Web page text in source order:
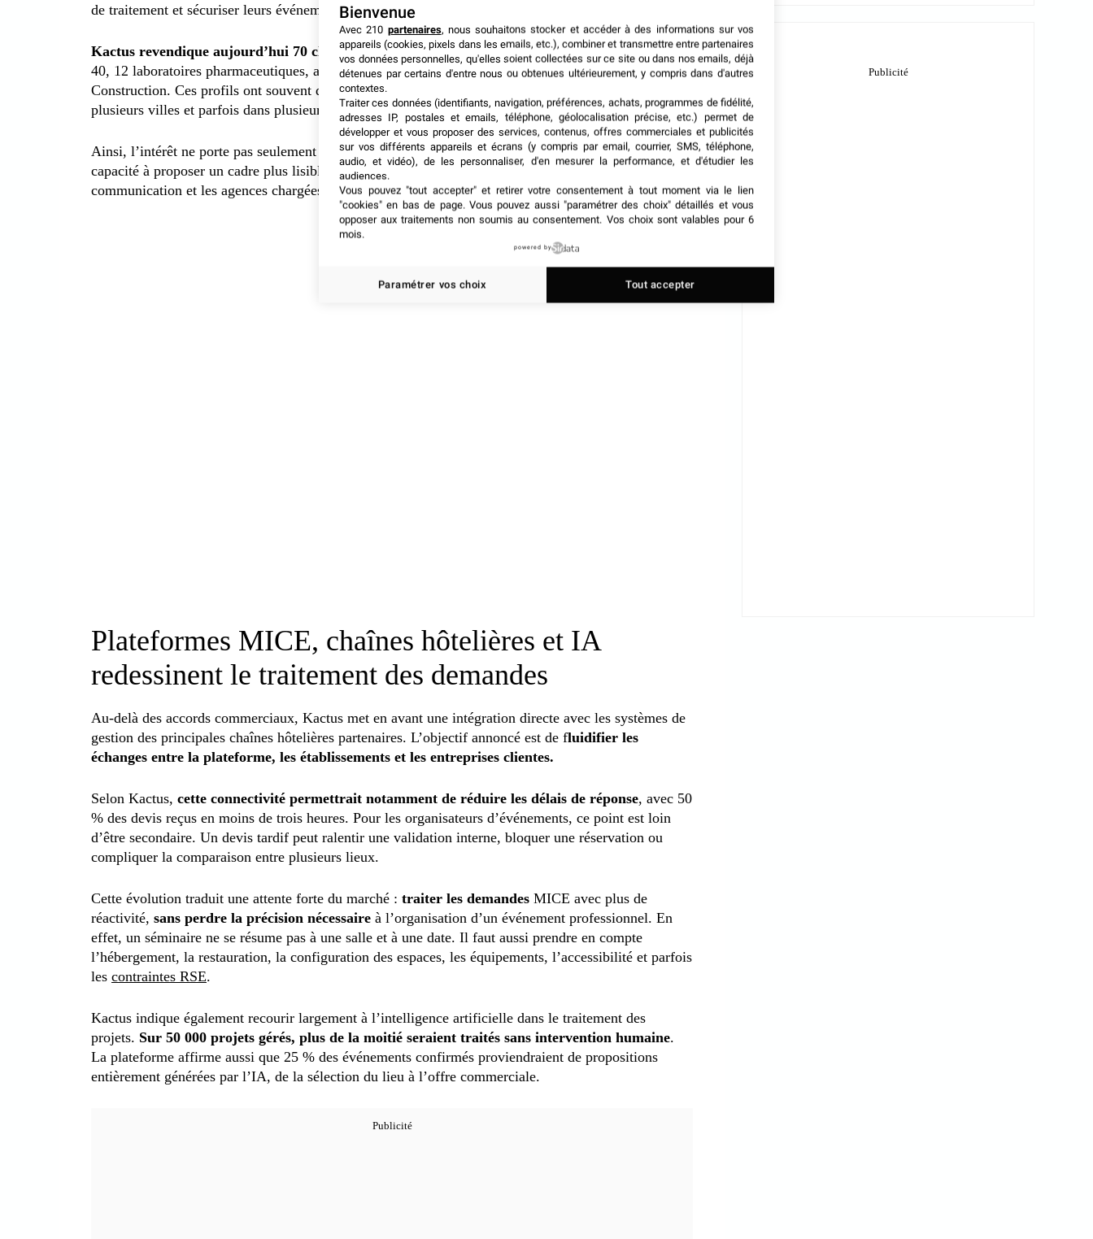
de traitement et sécuriser leurs événements professionnels.
Kactus revendique aujourd’hui 70 clients grands comptes, dont 10 entreprises françaises du CAC
40, 12 laboratoires pharmaceutiques, ainsi que des groupes comme Generali, Deloitte ou Bouygues
Construction. Ces profils ont souvent des besoins récurrents, avec des événements organisés dans
plusieurs villes et parfois dans plusieurs pays.
Ainsi, l’intérêt ne porte pas seulement sur le nombre d’hôtels accessibles. Il concerne aussi la
capacité à proposer un cadre plus lisible pour les directions achats, les équipes RH, les services
communication et les agences chargées de piloter ces opérations.
Plateformes MICE, chaînes hôtelières et IA
redessinent le traitement des demandes
Au-delà des accords commerciaux, Kactus met en avant une intégration directe avec les systèmes de
gestion des principales chaînes hôtelières partenaires. L’objectif annoncé est de fluidifier les
échanges entre la plateforme, les établissements et les entreprises clientes.
Selon Kactus, cette connectivité permettrait notamment de réduire les délais de réponse, avec 50
% des devis reçus en moins de trois heures. Pour les organisateurs d’événements, ce point est loin
d’être secondaire. Un devis tardif peut ralentir une validation interne, bloquer une réservation ou
compliquer la comparaison entre plusieurs lieux.
Cette évolution traduit une attente forte du marché : traiter les demandes MICE avec plus de
réactivité, sans perdre la précision nécessaire à l’organisation d’un événement professionnel. En
effet, un séminaire ne se résume pas à une salle et à une date. Il faut aussi prendre en compte
l’hébergement, la restauration, la configuration des espaces, les équipements, l’accessibilité et parfois
les contraintes RSE.
Kactus indique également recourir largement à l’intelligence artificielle dans le traitement des
projets. Sur 50 000 projets gérés, plus de la moitié seraient traités sans intervention humaine.
La plateforme affirme aussi que 25 % des événements confirmés proviendraient de propositions
entièrement générées par l’IA, de la sélection du lieu à l’offre commerciale.
Bienvenue
Avec 210 partenaires, nous souhaitons stocker et accéder à des informations sur vos
appareils (cookies, pixels dans les emails, etc.), combiner et transmettre entre partenaires
vos données personnelles, qu'elles soient collectées sur ce site ou dans nos emails, déjà
détenues par certains d'entre nous ou obtenues ultérieurement, y compris dans d'autres
contextes.
Traiter ces données (identifiants, navigation, préférences, achats, programmes de fidélité,
adresses IP, postales et emails, téléphone, géolocalisation précise, etc.) permet de
développer et vous proposer des services, contenus, offres commerciales et publicités
sur vos différents appareils et écrans (y compris par email, courrier, SMS, téléphone,
audio, et vidéo), de les personnaliser, d'en mesurer la performance, et d'étudier les
audiences.
Vous pouvez "tout accepter" et retirer votre consentement à tout moment via le lien
"cookies" en bas de page. Vous pouvez aussi "paramétrer des choix" détaillés et vous
opposer aux traitements non soumis au consentement. Vos choix sont valables pour 6
mois.
powered by
Paramétrer vos choix Tout accepter